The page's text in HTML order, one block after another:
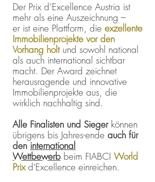
Der Prix d’Excellence Austria ist
mehr als eine Auszeichnung –
er ist eine Plattform, die exzellente
Immobilienprojekte vor den
Vorhang holt und sowohl national
als auch international sichtbar
macht. ​Der Award zeichnet
herausragende und innovative
Immobilienprojekte aus, die
wirklich nachhaltig sind.
Alle Finalisten und Siegerkönnen
übrigens bis Jahres-ende auch für
den international
Wettbewerb beim FIABCI World
Prixd'Excellence einreichen.